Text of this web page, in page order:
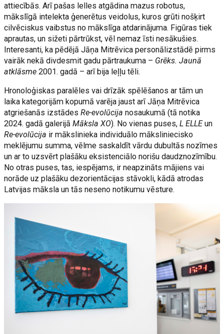
attiecībās. Arī pašas lelles atgādina mazus robotus,
mākslīgā intelekta ģenerētus veidolus, kuros grūti nošķirt
cilvēciskus vaibstus no mākslīga atdarinājuma. Figūras tiek
aprautas, un sižeti pārtrūkst, vēl nemaz īsti nesākušies.
Interesanti, ka pēdējā Jāņa Mitrēvica personālizstādē pirms
vairāk nekā divdesmit gadu pārtraukuma – Grēks. Jaunā
atklāsme2001. gadā – arī bija leļļu tēli.
Hronoloģiskas paralēles vai drīzāk spēlēšanos ar tām un
laika kategorijām kopumā varēja jaust arī Jāņa Mitrēvica
atgriešanās izstādes Re-evolūcija nosaukumā (tā notika
2024. gadā galerijāMāksla XO). No vienas puses,L ELLEun
Re-evolūcija ir mākslinieka individuālo māksliniecisko
meklējumu summa, vēlme saskaldīt vārdu dubultās nozīmes
un ar to uzsvērt plašāku eksistenciālo norišu daudznozīmību.
No otras puses, tas, iespējams, ir neapzināts mājiens vai
norāde uz plašāku dezorientācijas stāvokli, kādā atrodas
Latvijas māksla un tās neseno notikumu vēsture.